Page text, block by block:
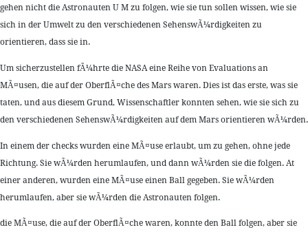
gehen nicht die Astronauten U M zu folgen, wie sie tun sollen wissen, wie sie
sich in der Umwelt zu den verschiedenen SehenswÃ¼rdigkeiten zu
orientieren, dass sie in.
Um sicherzustellen fÃ¼hrte die NASA eine Reihe von Evaluations an
MÃ¤usen, die auf der OberflÃ¤che des Mars waren. Dies ist das erste, was sie
taten, und aus diesem Grund, Wissenschaftler konnten sehen, wie sie sich zu
den verschiedenen SehenswÃ¼rdigkeiten auf dem Mars orientieren wÃ¼rden.
In einem der checks wurden eine MÃ¤use erlaubt, um zu gehen, ohne jede
Richtung. Sie wÃ¼rden herumlaufen, und dann wÃ¼rden sie die folgen. At
einer anderen, wurden eine MÃ¤use einen Ball gegeben. Sie wÃ¼rden
herumlaufen, aber sie wÃ¼rden die Astronauten folgen.
die MÃ¤use, die auf der OberflÃ¤che waren, konnte den Ball folgen, aber sie